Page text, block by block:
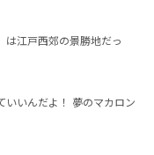
は江戸西郊の景勝地だっ
いいんだよ！ 夢のマカロン